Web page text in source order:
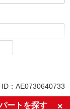
ID：AE0730640733
ートを探す